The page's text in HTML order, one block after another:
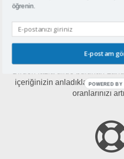
Neden Lander'i çok
içeriğinizin anladıkları
oranlarınızı
öğrenin.
E-postam
POWERED BY